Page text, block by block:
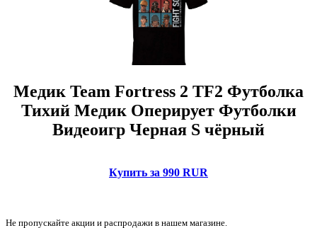
Медик Team Fortress 2 TF2 Футболка
Тихий Медик Оперирует Футболки
Видеоигр Черная S чёрный
Купить за 990 RUR
Не пропускайте акции и распродажи в нашем магазине.